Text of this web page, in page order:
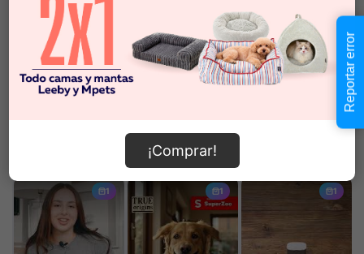
Añadir al carrito
Información de envío
¡Comprar!
Reportar error